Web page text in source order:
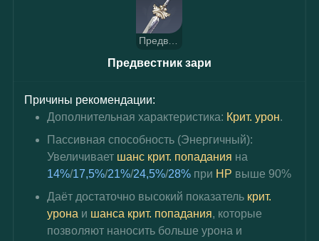
Предвестник зари
Предвестник зари
Причины рекомендации:
Дополнительная характеристика: Крит. урон.
Пассивная способность (Энергичный):
Увеличивает шанс крит. попадания на
14%/17,5%/21%/24,5%/28% при HP выше 90%
Даёт достаточно высокий показатель крит.
урона и шанса крит. попадания, которые
позволяют наносить больше урона и